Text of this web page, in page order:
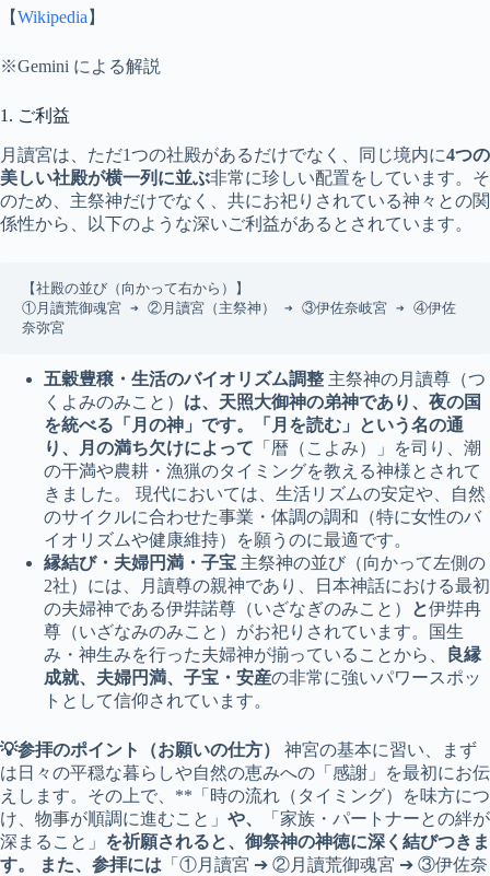
【Wikipedia 】
※Gemini による解説
1. ご利益
月讀宮は、ただ1つの社殿があるだけでなく、同じ境内に4つの
美しい社殿が横一列に並ぶ非常に珍しい配置をしています。そ
のため、主祭神だけでなく、共にお祀りされている神々との関
係性から、以下のような深いご利益があるとされています。
【社殿の並び（向かって右から）】
①月讀荒御魂宮 ➔ ②月讀宮（主祭神） ➔ ③伊佐奈岐宮 ➔ ④伊佐
五穀豊穣・生活のバイオリズム調整 主祭神の月讀尊（つ
くよみのみこと） は、天照大御神の弟神であり、夜の国
を統べる「月の神」です。「月を読む」という名の通
り、月の満ち欠けによって 「暦（こよみ）」を司り、潮
の干満や農耕・漁猟のタイミングを教える神様とされて
きました。 現代においては、生活リズムの安定や、自然
のサイクルに合わせた事業・体調の調和（特に女性のバ
イオリズムや健康維持）を願うのに最適です。
縁結び・夫婦円満・子宝 主祭神の並び（向かって左側の
2社）には、月讀尊の親神であり、日本神話における最初
の夫婦神である伊弉諾尊（いざなぎのみこと）
と伊弉冉
尊（いざなみのみこと）がお祀りされています。国生
み・神生みを行った夫婦神が揃っていることから、
良縁
成就、夫婦円満、子宝・安産の非常に強いパワースポッ
トとして信仰されています。
💡参拝のポイント（お願いの仕方）
神宮の基本に習い、まず
は日々の平穏な暮らしや自然の恵みへの「感謝」を最初にお伝
えします。その上で、**「時の流れ（タイミング）を味方につ
け、物事が順調に進むこと」 や、
「家族・パートナーとの絆が
深まること」 を祈願されると、御祭神の神徳に深く結びつきま
す。 また、参拝には 「①月讀宮 ➔ ②月讀荒御魂宮 ➔ ③伊佐奈